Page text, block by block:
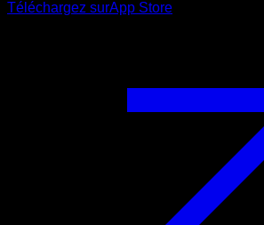
Téléchargez surApp Store